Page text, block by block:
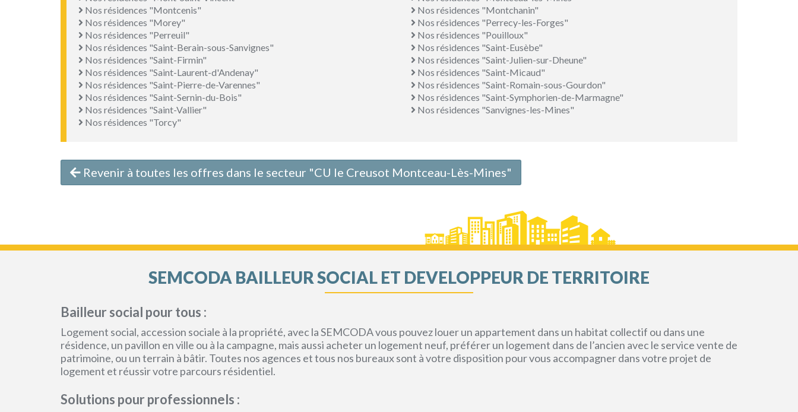
Nos résidences "Montcenis"
Nos résidences "Montchanin"
Nos résidences "Morey"
Nos résidences "Perrecy-les-Forges"
Nos résidences "Perreuil"
Nos résidences "Pouilloux"
Nos résidences "Saint-Berain-sous-Sanvignes"
Nos résidences "Saint-Eusèbe"
Nos résidences "Saint-Firmin"
Nos résidences "Saint-Julien-sur-Dheune"
Nos résidences "Saint-Laurent-d'Andenay"
Nos résidences "Saint-Micaud"
Nos résidences "Saint-Pierre-de-Varennes"
Nos résidences "Saint-Romain-sous-Gourdon"
Nos résidences "Saint-Sernin-du-Bois"
Nos résidences "Saint-Symphorien-de-Marmagne"
Nos résidences "Saint-Vallier"
Nos résidences "Sanvignes-les-Mines"
Nos résidences "Torcy"
Revenir à toutes les offres dans le secteur "CU le Creusot Montceau-Lès-Mines"
SEMCODA BAILLEUR SOCIAL ET DEVELOPPEUR DE TERRITOIRE
Bailleur social pour tous :
Logement social, accession sociale à la propriété, avec la SEMCODA vous pouvez louer un appartement dans un habitat collectif ou dans une
résidence, un pavillon en ville ou à la campagne, mais aussi acheter un logement neuf, préférer un logement dans de l’ancien avec le service vente de
patrimoine, ou un terrain à bâtir. Toutes nos agences et tous nos bureaux sont à votre disposition pour vous accompagner dans votre projet de
logement et réussir votre parcours résidentiel.
Solutions pour professionnels :